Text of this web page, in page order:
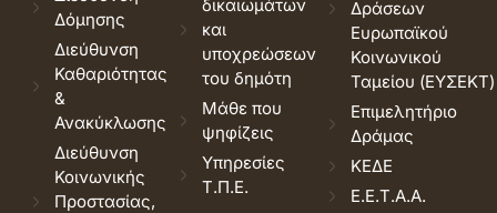
Δόμησης
Διεύθυνση
Καθαριότητας
&
Ανακύκλωσης
Διεύθυνση
Κοινωνικής
Προστασίας,
δικαιωμάτων
και
υποχρεώσεων
του δημότη
Μάθε που
ψηφίζεις
Υπηρεσίες
Τ.Π.Ε.
Δράσεων
Ευρωπαϊκού
Κοινωνικού
Ταμείου (ΕΥΣΕΚΤ)
Επιμελητήριο
Δράμας
ΚΕΔΕ
Ε.Ε.Τ.Α.Α.